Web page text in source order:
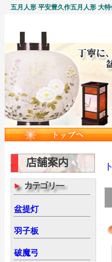
五月人形 平安豊久作五月人形 大特
盆提灯
羽子板
破魔弓